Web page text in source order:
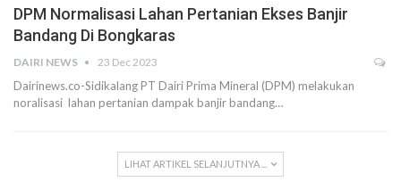
DPM Normalisasi Lahan Pertanian Ekses Banjir
Bandang Di Bongkaras
DAIRI NEWS 23 Dec 2023
Dairinews.co-Sidikalang PT Dairi Prima Mineral (DPM) melakukan
noralisasi lahan pertanian dampak banjir bandang…
LIHAT ARTIKEL SELANJUTNYA ...